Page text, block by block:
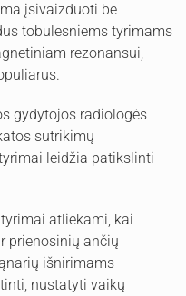
įsivaizduoti be
tobulesniems tyrimams
rezonansui,
gydytojos radiologės
sutrikimų
leidžia patikslinti
atliekami, kai
prienosinių ančių
išnirimams
nustatyti vaikų